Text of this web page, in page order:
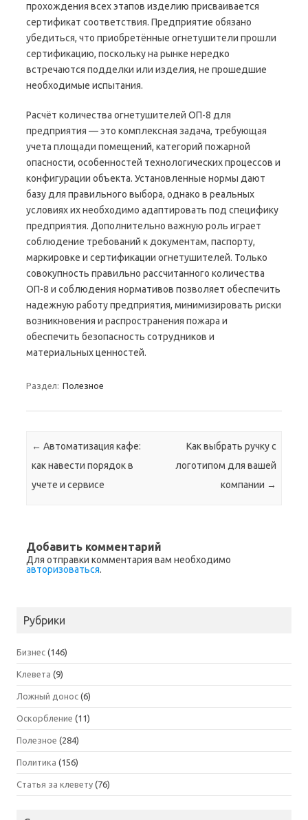
прохождения всех этапов изделию присваивается
сертификат соответствия. Предприятие обязано
убедиться, что приобретённые огнетушители прошли
сертификацию, поскольку на рынке нередко
встречаются подделки или изделия, не прошедшие
необходимые испытания.
Расчёт количества огнетушителей ОП-8 для
предприятия — это комплексная задача, требующая
учета площади помещений, категорий пожарной
опасности, особенностей технологических процессов и
конфигурации объекта. Установленные нормы дают
базу для правильного выбора, однако в реальных
условиях их необходимо адаптировать под специфику
предприятия. Дополнительно важную роль играет
соблюдение требований к документам, паспорту,
маркировке и сертификации огнетушителей. Только
совокупность правильно рассчитанного количества
ОП-8 и соблюдения нормативов позволяет обеспечить
надежную работу предприятия, минимизировать риски
возникновения и распространения пожара и
обеспечить безопасность сотрудников и
материальных ценностей.
Раздел: Полезное
Навигация по записям
← Автоматизация кафе:
как навести порядок в
учетe и сервисе
Как выбрать ручку с
логотипом для вашей
компании →
Добавить комментарий
Для отправки комментария вам необходимо
авторизоваться.
Рубрики
Бизнес (146)
Клевета (9)
Ложный донос (6)
Оскорбление (11)
Полезное (284)
Политика (156)
Статья за клевету (76)